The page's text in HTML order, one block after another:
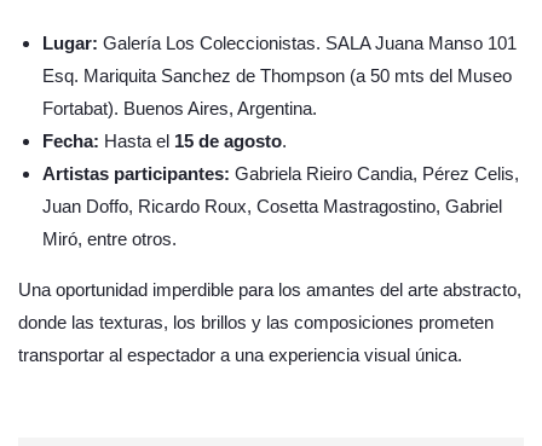
Lugar: Galería Los Coleccionistas. SALA Juana Manso 101
Esq. Mariquita Sanchez de Thompson (a 50 mts del Museo
Fortabat). Buenos Aires, Argentina.
Fecha: Hasta el 15 de agosto.
Artistas participantes: Gabriela Rieiro Candia, Pérez Celis,
Juan Doffo, Ricardo Roux, Cosetta Mastragostino, Gabriel
Miró, entre otros.
Una oportunidad imperdible para los amantes del arte abstracto,
donde las texturas, los brillos y las composiciones prometen
transportar al espectador a una experiencia visual única.